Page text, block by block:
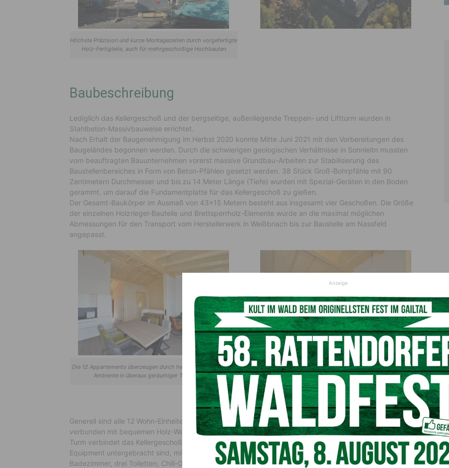
Höchste Präzision und kurze Montagezeiten durch vorgefertigte
Holz-Fertigteile, auch für mehrgeschoßige Hochbauten
Baubeschreibung
Lediglich das Kellergeschoß und der bergseitige, außenliegende Treppen- und Liftturm wurden in
Stahlbeton-Massivbauweise errichtet.
Nach Erhalt der Baugenehmigung im Herbst 2020 konnte Mitte Juni 2021 mit den Vorbereitungen des
Baugeländes begonnen werden. Durch die schwierigen geologischen Verhältnisse in Sonnleitn mussten
vom beauftragten Bauunternehmen vorerst massive Grundbau-Arbeiten zur Stabilisierung des
Baustellenbereiches in Form von Beton-Pfählen gesetzt werden. 38 Stück Groß-Bohrpfähle mit 90
Zentimetern Durchmesser und bis zu 14 Meter Länge (Tiefe) wurden mit Spezial-Geräten in den Boden
gerammt, um darauf die Fundamentplatte für das Kellergeschoß zu gießen.
Der Gesamt-Baukörper im Ausmaß von 43×15 Metern besteht aus insgesamt vier Geschoßen. Die Größe
der einzelnen Holzriegel-Bauteile und Brettsperrholz-Elemente wurde an die maximal möglichen
Abmessungen für den Transport vom Herstellerwerk in Weißbriach bis zur Baustelle am Nassfeld
angepasst.
Die 12 Appartements überzeugen durch heimelig- gemütliches
Ambiente in überaus geräumiger Top- Qualität
Generell sind alle 12 Wohn-Einheiten (für 6 bis 8 Personen) jeweils über zwei Geschoße konzipiert,
verbunden mit bequemen Holz-Wendeltreppen. Der bergseitig außenliegende Lift- und Treppenhaus-
Turm verbindet das Kellergeschoß, in dem alle Technikräume sowie die Trockenräume für Ski- und Sport-
Equipment untergebracht sind, mit den einzelnen Geschoßen. Die Luxus-Einheiten bieten jeweils zwei
Badezimmer, drei Toiletten, Chill-Out-Bereiche, Sauna, Terrassen, Loggien, Carports und viele Abenteuer-
Anzeige